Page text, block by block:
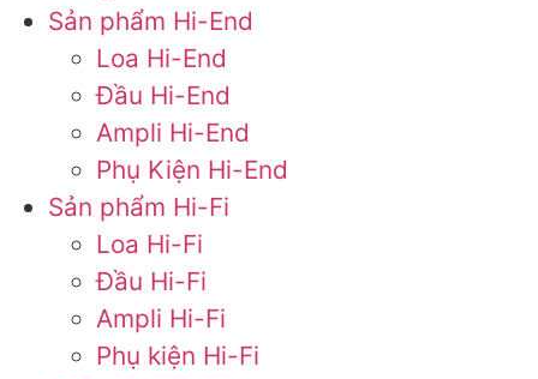
Sản phẩm Hi-End
Loa Hi-End
Đầu Hi-End
Ampli Hi-End
Phụ Kiện Hi-End
Sản phẩm Hi-Fi
Loa Hi-Fi
Đầu Hi-Fi
Ampli Hi-Fi
Phụ kiện Hi-Fi